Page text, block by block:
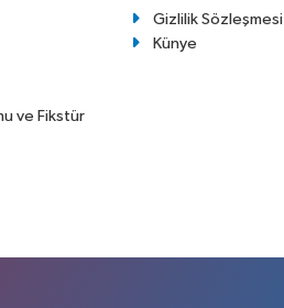
ve Fikstür
Gizlilik Sözleşmesi
Künye